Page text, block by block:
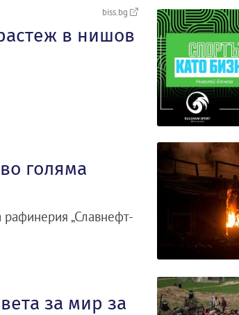
biss.bg
в нишов
голяма
„Славнефт-
за мир за